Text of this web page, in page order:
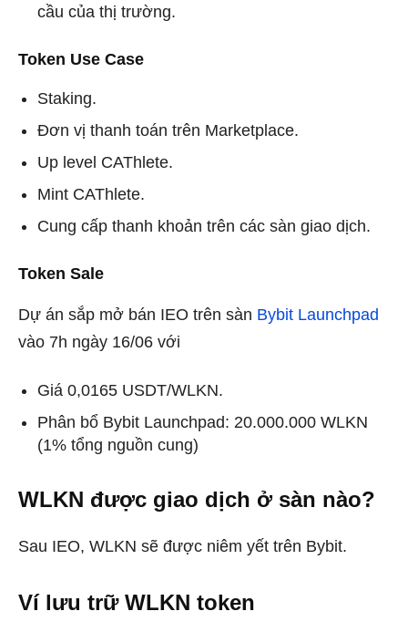
cầu của thị trường.
Token Use Case
Staking.
Đơn vị thanh toán trên Marketplace.
Up level CAThlete.
Mint CAThlete.
Cung cấp thanh khoản trên các sàn giao dịch.
Token Sale
Dự án sắp mở bán IEO trên sàn Bybit Launchpad
vào 7h ngày 16/06 với
Giá 0,0165 USDT/WLKN.
Phân bổ Bybit Launchpad: 20.000.000 WLKN
(1% tổng nguồn cung)
WLKN được giao dịch ở sàn nào?
Sau IEO, WLKN sẽ được niêm yết trên Bybit.
Ví lưu trữ WLKN token